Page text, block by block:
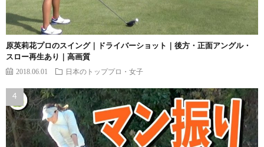
原英莉花プロのスイング｜ドライバーショット｜後方・正面アングル・
スロー再生あり｜高画質
2018.06.01 日本のトッププロ・女子